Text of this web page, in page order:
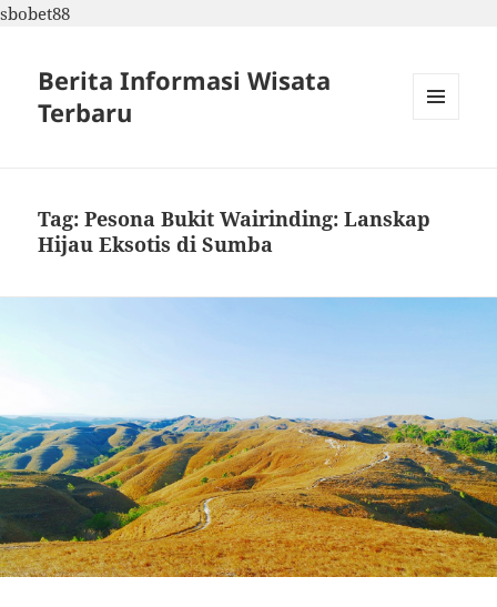
sbobet88
Berita Informasi Wisata
Terbaru
Tag:Pesona Bukit Wairinding: Lanskap
Hijau Eksotis di Sumba